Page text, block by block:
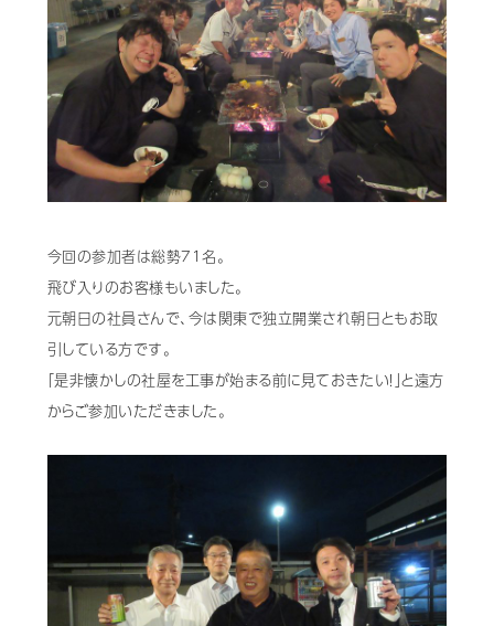
今回の参加者は総勢71名。
飛び入りのお客様もいました。
元朝日の社員さんで、今は関東で独立開業され朝日ともお取
引している方です。
「是非懐かしの社屋を工事が始まる前に見ておきたい！」と遠方
からご参加いただきました。